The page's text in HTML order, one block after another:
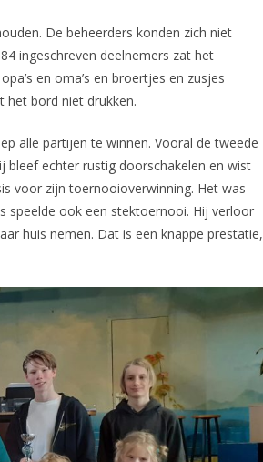
De beheerders konden zich niet
ingeschreven deelnemers zat het
en oma’s en broertjes en zusjes
het bord niet drukken.
alle partijen te winnen. Vooral de tweede
bleef echter rustig doorschakelen en wist
voor zijn toernooioverwinning. Het was
speelde ook een stektoernooi. Hij verloor
huis nemen. Dat is een knappe prestatie,